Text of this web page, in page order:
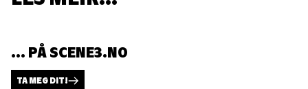
... PÅ SCENE3.NO
TA MEG DIT!